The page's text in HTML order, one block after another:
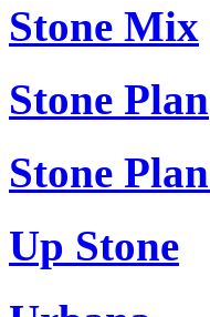
Stone Mix
Stone Plan
Stone
Up Stone